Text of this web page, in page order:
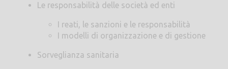
Le responsabilità delle società ed enti
I reati, le sanzioni e le responsabilità
I modelli di organizzazione e di gestione
Sorveglianza sanitaria